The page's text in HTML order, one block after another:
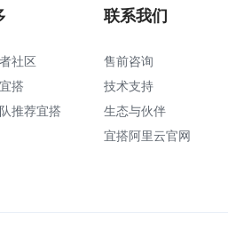
社区
搭
推荐宜搭
联系我们
售前咨询
技术支持
生态与伙伴
宜搭阿里云官网